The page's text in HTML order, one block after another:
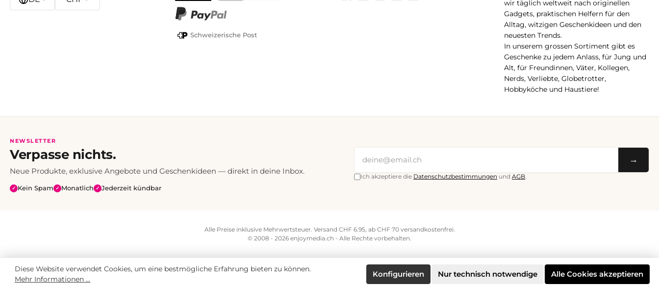
wir täglich weltweit nach originellen
Gadgets, praktischen Helfern für den
Alltag, witzigen Geschenkideen und den
neuesten Trends.
In unserem grossen Sortiment gibt es
Geschenke zu jedem Anlass, für Jung und
Alt, für Freundinnen, Väter, Kollegen,
Nerds, Verliebte, Globetrotter,
Hobbyköche und Haustiere!
TWINT
Schweizerische Post
NEWSLETTER
Verpasse nichts.
Neue Produkte, exklusive Angebote und Geschenkideen — direkt in deine Inbox.
✓ Kein Spam ✓ Monatlich ✓ Jederzeit kündbar
→
Ich akzeptiere die Datenschutzbestimmungen undAGB
Alle Preise inklusive Mehrwertsteuer. Versand CHF 6.95, ab CHF 70 versandkostenfrei.
© 2008 - 2026 enjoymedia.ch - Alle Rechte vorbehalten.
Diese Website verwendet Cookies, um eine bestmögliche Erfahrung bieten zu können.
Mehr Informationen ...
Nur technisch notwendige
Konfigurieren Alle Cookies akzeptieren